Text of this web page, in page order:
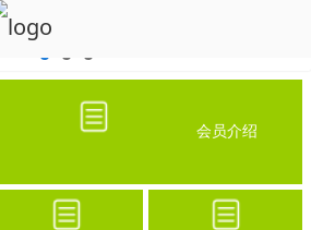
会员介绍